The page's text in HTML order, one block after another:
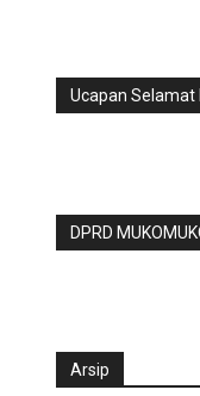
Ucapan Selamat
DPRD
Arsip